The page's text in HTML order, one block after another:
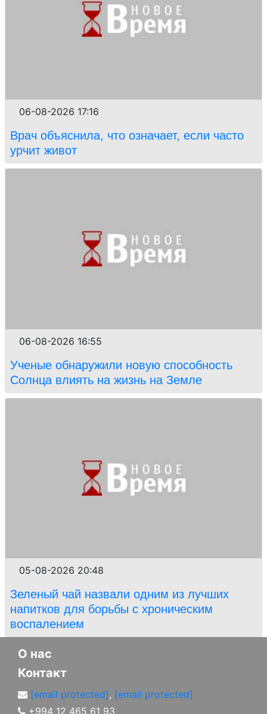
06-08-2026 17:16
Врач объяснила, что означает, если часто
урчит живот
06-08-2026 16:55
Ученые обнаружили новую способность
Солнца влиять на жизнь на Земле
05-08-2026 20:48
Зеленый чай назвали одним из лучших
напитков для борьбы с хроническим
воспалением
О нас
Контакт
[email protected], [email protected]
+994 12 465 61 93